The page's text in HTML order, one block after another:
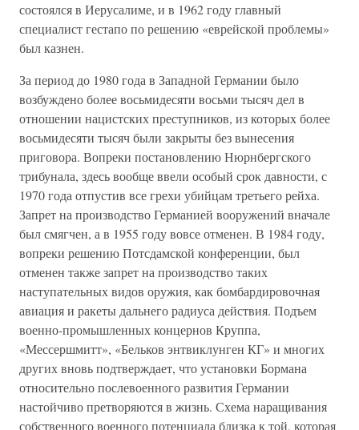
состоялся в Иерусалиме, и в 1962 году главный
специалист гестапо по решению «еврейской проблемы»
был казнен.
За период до 1980 года в Западной Германии было
возбуждено более восьмидесяти восьми тысяч дел в
отношении нацистских преступников, из которых более
восьмидесяти тысяч были закрыты без вынесения
приговора. Вопреки постановлению Нюрнбергского
трибунала, здесь вообще ввели особый срок давности, с
1970 года отпустив все грехи убийцам третьего рейха.
Запрет на производство Германией вооружений вначале
был смягчен, а в 1955 году вовсе отменен. В 1984 году,
вопреки решению Потсдамской конференции, был
отменен также запрет на производство таких
наступательных видов оружия, как бомбардировочная
авиация и ракеты дальнего радиуса действия. Подъем
военно-промышленных концернов Круппа,
«Мессершмитт», «Бельков энтвиклунген КГ» и многих
других вновь подтверждает, что установки Бормана
относительно послевоенного развития Германии
настойчиво претворяются в жизнь. Схема наращивания
собственного военного потенциала близка к той, которая